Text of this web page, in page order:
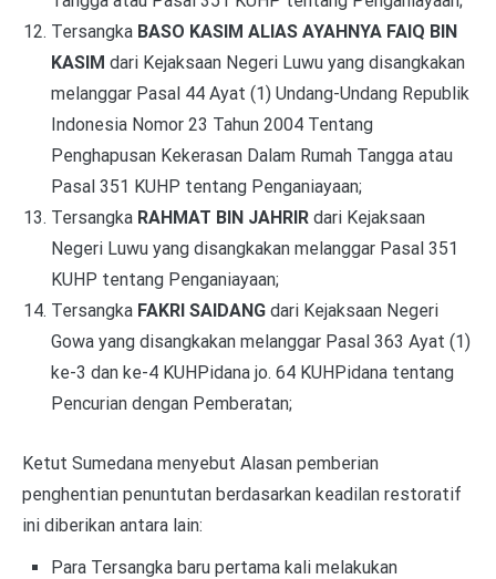
Tersangka BASO KASIM ALIAS AYAHNYA FAIQ BIN
KASIM dari Kejaksaan Negeri Luwu yang disangkakan
melanggar Pasal 44 Ayat (1) Undang-Undang Republik
Indonesia Nomor 23 Tahun 2004 Tentang
Penghapusan Kekerasan Dalam Rumah Tangga atau
Pasal 351 KUHP tentang Penganiayaan;
TersangkaRAHMAT BIN JAHRIR dari Kejaksaan
Negeri Luwu yang disangkakan melanggar Pasal 351
KUHP tentang Penganiayaan;
Tersangka FAKRI SAIDANGdari Kejaksaan Negeri
Gowa yang disangkakan melanggar Pasal 363 Ayat (1)
ke-3 dan ke-4 KUHPidana jo. 64 KUHPidana tentang
Pencurian dengan Pemberatan;
Ketut Sumedana menyebut Alasan pemberian
penghentian penuntutan berdasarkan keadilan restoratif
ini diberikan antara lain:
Para Tersangka baru pertama kali melakukan